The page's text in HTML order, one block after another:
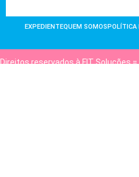
EXPEDIENTEQUEM SOMOS POLÍTICA
Direitos reservados à FIT Soluções